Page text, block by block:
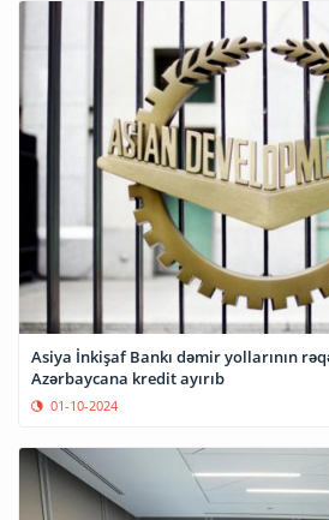
Asiya İnkişaf Bankı dəmir yollarının rəqəmsallaşdırılması üçün
Azərbaycana kredit ayırıb
01-10-2024